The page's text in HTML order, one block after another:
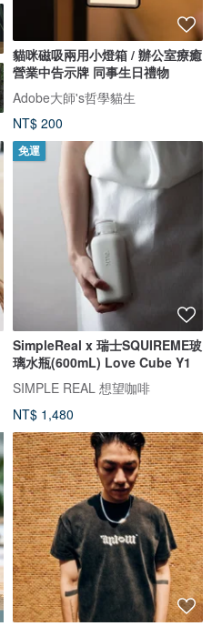
貓咪磁吸兩用小燈箱 / 辦公室療癒
營業中告示牌 同事生日禮物
Adobe大師's哲學貓生
NT$ 200
免運
SimpleReal x 瑞士SQUIREME玻
璃水瓶(600mL) Love Cube Y1
SIMPLE REAL 想望咖啡
NT$ 1,480